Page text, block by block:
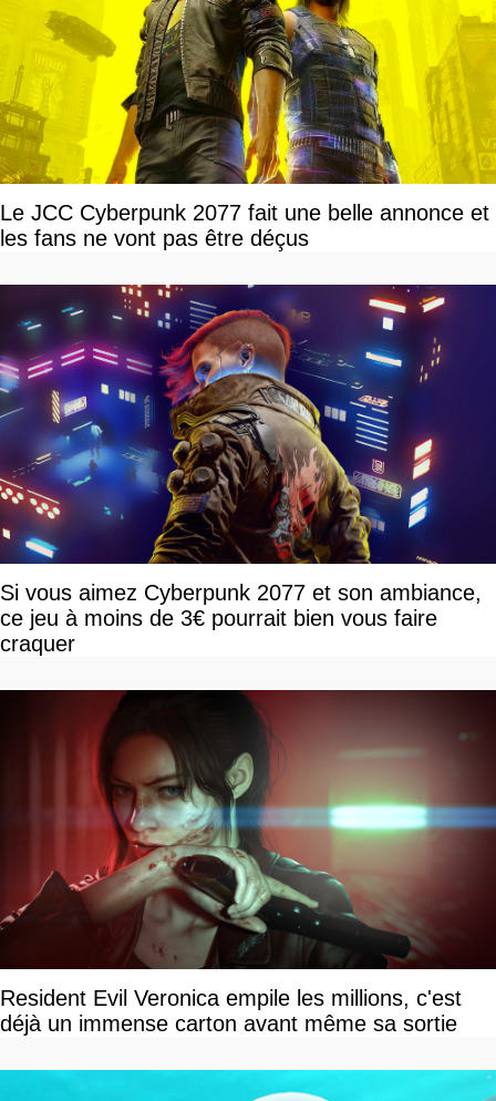
Le JCC Cyberpunk 2077 fait une belle annonce et
les fans ne vont pas être déçus
Si vous aimez Cyberpunk 2077 et son ambiance,
ce jeu à moins de 3€ pourrait bien vous faire
craquer
Resident Evil Veronica empile les millions, c'est
déjà un immense carton avant même sa sortie